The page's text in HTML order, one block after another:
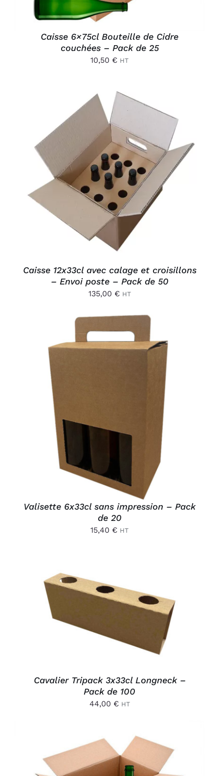
Caisse 6×75cl Bouteille de Cidre
couchées – Pack de 25
10,50 € HT
AJOUTER AU PANIER
DÉTAILS
Caisse 12x33cl avec calage et croisillons
– Envoi poste – Pack de 50
135,00 € HT
DÉTAILS
Valisette 6x33cl sans impression – Pack
de 20
15,40 € HT
AJOUTER AU PANIER
/
DÉTAILS
Cavalier Tripack 3x33cl Longneck –
Pack de 100
44,00 € HT